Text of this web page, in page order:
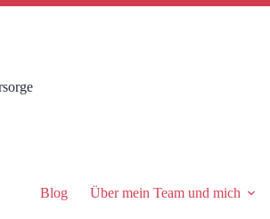
Blog Über mein Team und mich